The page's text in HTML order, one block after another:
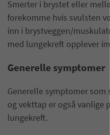
Smerter i brystet eller
forekomme hvis svulsten
inn i brystveggen/
med lungekreft opplever
Generelle symptomer
Generelle symptomer
og vekttap er også vanlige
lungekreft.